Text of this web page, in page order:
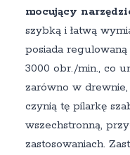
mocujący
szybką i łatwą
posiada regulowaną
3000 obr./min., co
zarówno w
czynią tę pilarkę
wszechstronną,
zastosowaniach.